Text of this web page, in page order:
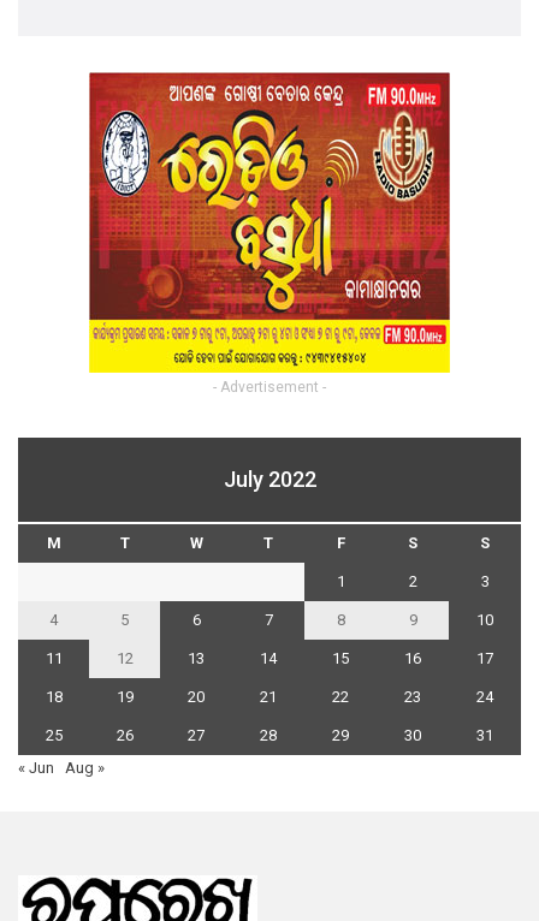
- Advertisement -
July 2022
M T W T F S S
1 2 3
4 5 6 7 8 9 10
11 12 13 14 15 16 17
18 19 20 21 22 23 24
25 26 27 28 29 30
31
« Jun
Aug »